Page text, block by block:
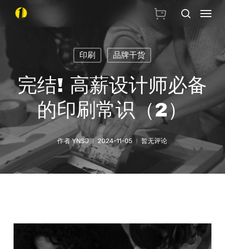
content
Menu
印刷 品牌干货
完结! 高薪设计师必备
的印刷常识（2）
作者 YNSJ 2024-11-05 暂无评论